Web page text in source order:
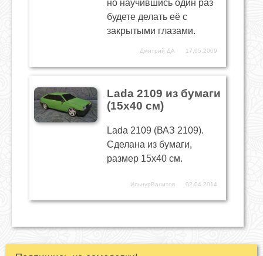
но научившись один раз
будете делать её с
закрытыми глазами.
Дмитрий ДА 17.05.2009
Lada 2109 из бумаги
(15х40 см)
Lada 2109 (ВАЗ 2109).
Сделана из бумаги,
размер 15х40 см.
ИльнурВалитов 02.04.2014